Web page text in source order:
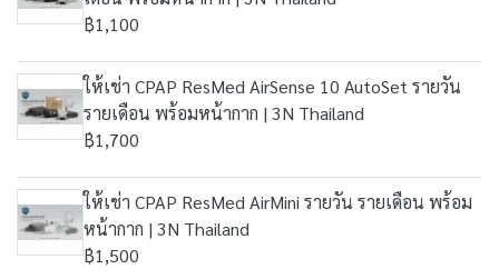
฿1,100
ให้เช่า CPAP ResMed AirSense 10 AutoSet รายวัน
รายเดือน พร้อมหน้ากาก | 3N Thailand
฿1,700
ให้เช่า CPAP ResMed AirMini รายวัน รายเดือน พร้อม
หน้ากาก | 3N Thailand
฿1,500